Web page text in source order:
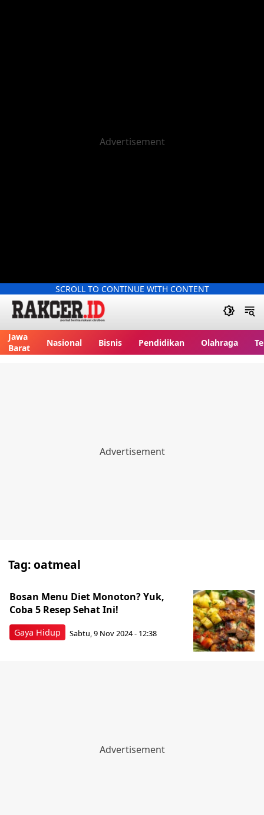
SCROLL TO CONTINUE WITH CONTENT
Jawa
Barat
Nasional Bisnis Pendidikan Olahraga
Tag:oatmeal
Gaya Hidup
Bosan Menu Diet Monoton? Yuk,
Coba 5 Resep Sehat Ini!
Sabtu, 9 Nov 2024 - 12:38